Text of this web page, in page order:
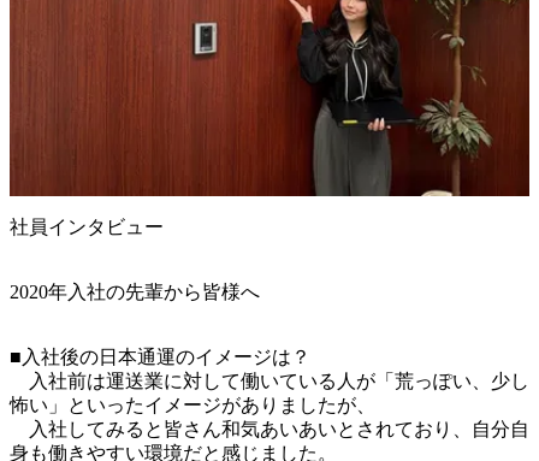
社員インタビュー
2020年入社の先輩から皆様へ
■入社後の日本通運のイメージは？
入社前は運送業に対して働いている人が「荒っぽい、少し
怖い」といったイメージがありましたが、
入社してみると皆さん和気あいあいとされており、自分自
身も働きやすい環境だと感じました。